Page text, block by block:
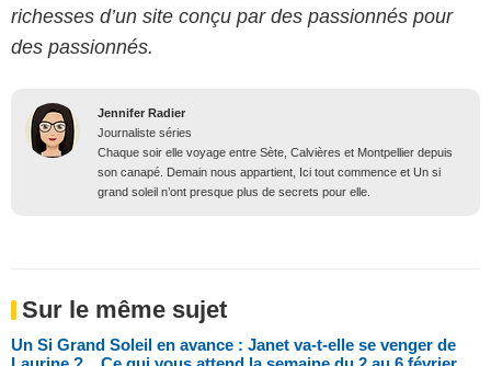
richesses d’un site conçu par des passionnés pour
des passionnés.
Jennifer Radier
Journaliste séries
Chaque soir elle voyage entre Sète, Calvières et Montpellier depuis
son canapé. Demain nous appartient, Ici tout commence et Un si
grand soleil n’ont presque plus de secrets pour elle.
Sur le même sujet
Un Si Grand Soleil en avance : Janet va-t-elle se venger de